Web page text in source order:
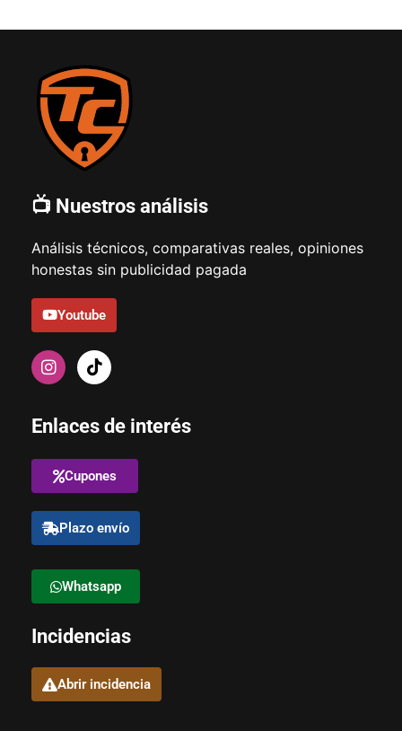
📺 Nuestros análisis
Análisis técnicos, comparativas reales, opiniones
honestas sin publicidad pagada
Youtube
Enlaces de interés
Cupones
Plazo envío
Whatsapp
Incidencias
Abrir incidencia